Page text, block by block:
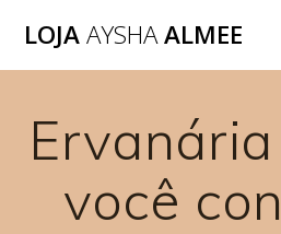
LOJAAYSHAALMEE
você